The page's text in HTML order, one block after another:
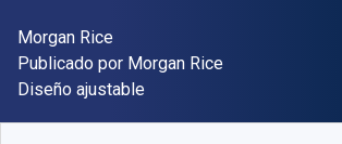
Autor(es)
Morgan Rice
Editorial
Publicado por Morgan Rice
Formato
Diseño ajustable